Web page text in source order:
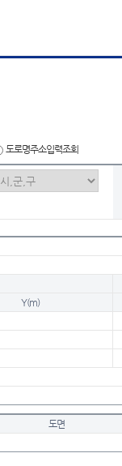
도로명주소입력조회
Y(m)
도면